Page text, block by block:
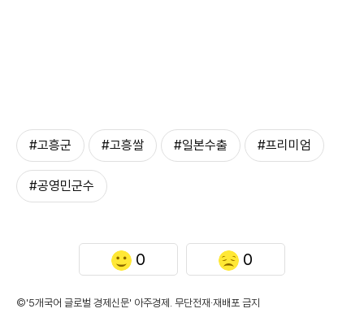
#고흥군 #고흥쌀 #일본수출 #프리미엄
#공영민군수
0 0
©'5개국어 글로벌 경제신문' 아주경제. 무단전재·재배포 금지